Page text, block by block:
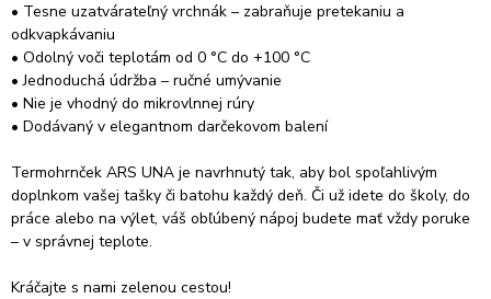
• Tesne uzatvárateľný vrchnák – zabraňuje pretekaniu a
odkvapkávaniu
• Odolný voči teplotám od 0 °C do +100 °C
• Jednoduchá údržba – ručné umývanie
• Nie je vhodný do mikrovlnnej rúry
• Dodávaný v elegantnom darčekovom balení
Termohrnček ARS UNA je navrhnutý tak, aby bol spoľahlivým
doplnkom vašej tašky či batohu každý deň. Či už idete do školy, do
práce alebo na výlet, váš obľúbený nápoj budete mať vždy poruke
– v správnej teplote.
Kráčajte s nami zelenou cestou!